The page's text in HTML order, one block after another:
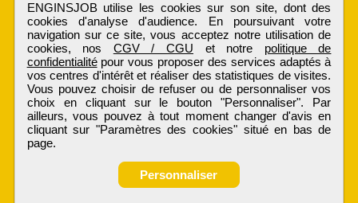
ENGINSJOB utilise les cookies sur son site, dont des
cookies d'analyse d'audience. En poursuivant votre
navigation sur ce site, vous acceptez notre utilisation de
cookies, nos CGV / CGU et notre politique de
confidentialitépour vous proposer des services adaptés à
vos centres d'intérêt et réaliser des statistiques de visites.
Vous pouvez choisir de refuser ou de personnaliser vos
choix en cliquant sur le bouton "Personnaliser". Par
ailleurs, vous pouvez à tout moment changer d'avis en
cliquant sur "Paramètres des cookies" situé en bas de
page.
Personnaliser